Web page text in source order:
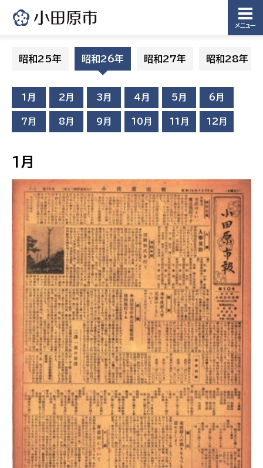
メニュー
昭和25年 昭和26年 昭和27年 昭和28年
1月 2月 3月 4月 5月 6月
7月 8月 9月 10月 11月 12月
1月